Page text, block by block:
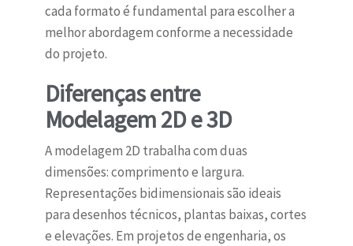
cada formato é fundamental para escolher a
melhor abordagem conforme a necessidade
do projeto.
Diferenças entre
Modelagem 2D e 3D
A modelagem 2D trabalha com duas
dimensões: comprimento e largura.
Representações bidimensionais são ideais
para desenhos técnicos, plantas baixas, cortes
e elevações. Em projetos de engenharia, os